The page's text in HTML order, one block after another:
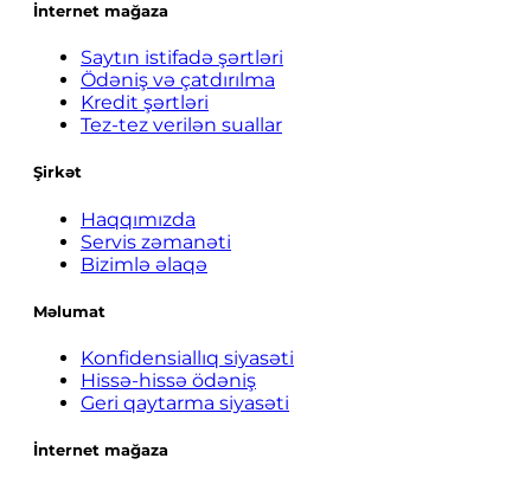
İnternet mağaza
Saytın istifadə şərtləri
Ödəniş və çatdırılma
Kredit şərtləri
Tez-tez verilən suallar
Şirkət
Haqqımızda
Servis zəmanəti
Bizimlə əlaqə
Məlumat
Konfidensiallıq siyasəti
Hissə-hissə ödəniş
Geri qaytarma siyasəti
İnternet mağaza